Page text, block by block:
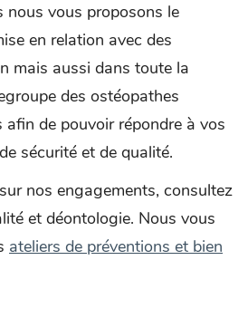
nous vous proposons le
en relation avec des
mais aussi dans toute la
des ostéopathes
de pouvoir répondre à vos
sécurité et de qualité.
nos engagements, consultez
et déontologie. Nous vous
ateliers de préventions et bien